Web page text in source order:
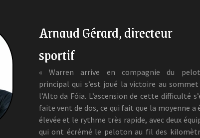
Arnaud Gérard, directeur
sportif
« Warren arrive en compagnie du
principal qui s’est joué la victoire au sommet
l’Alto da Fóia. L’ascension de cette difficulté
faite vent de dos, ce qui fait que la moyenne a
élevée et le rythme très rapide, avec deux
qui ont écrémé le peloton au fil des